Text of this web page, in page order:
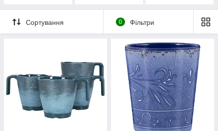
Сортування 0 Фільтри